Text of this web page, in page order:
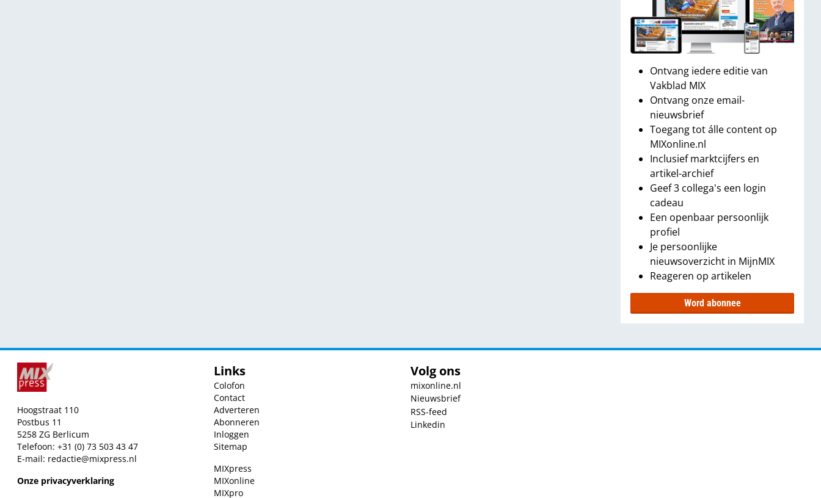
Ontvang iedere editie van
Vakblad MIX
Ontvang onze email-
nieuwsbrief
Toegang tot álle content op
MIXonline.nl
Inclusief marktcijfers en
artikel-archief
Geef 3 collega's een login
cadeau
Een openbaar persoonlijk
profiel
Je persoonlijke
nieuwsoverzicht in MijnMIX
Reageren op artikelen
Word abonnee
Hoogstraat 110
Postbus 11
5258 ZG Berlicum
Telefoon: +31 (0) 73 503 43 47
E-mail: redactie@mixpress.nl
Onze privacyverklaring
Links
Colofon
Contact
Adverteren
Abonneren
Inloggen
Sitemap
MIXpress
MIXonline
MIXpro
Volg ons
mixonline.nl
Nieuwsbrief
RSS-feed
Linkedin